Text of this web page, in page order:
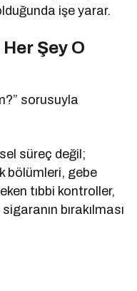
işe yarar.
Şey O
sorusuyla
süreç değil;
bölümleri, gebe
tıbbi kontroller,
bırakılması